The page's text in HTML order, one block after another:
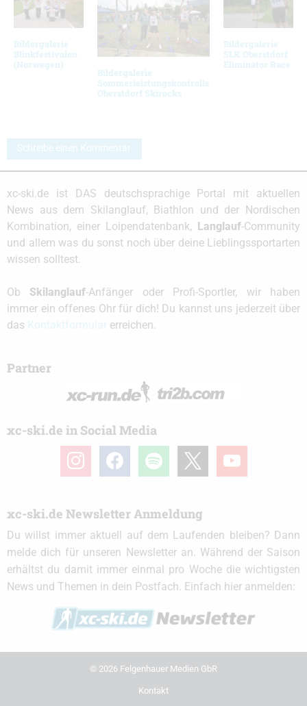
Bildergalerie
Blinkfestivalen
(Norwegen)
Bildergalerie
Sommerleistungskontrolle
Oberstdorf Skirocks
Bildergalerie
SLK Oberstdorf
Eliminator Race
Schreibe einen Kommentar
xc-ski.de ist DAS deutschsprachige Portal mit aktuellen
News aus dem Skilanglauf, Biathlon und der Nordischen
Kombination, einer Loipendatenbank, Langlauf-Community
und allem was du sonst noch über deine Lieblingssportarten
wissen solltest.
Ob Skilanglauf-Anfänger oder Profi-Sportler, wir haben
immer ein offenes Ohr für dich! Du kannst uns jederzeit über
das
erreichen.
Partner
xc-ski.de in Social Media
instagramfacebook spotify youtube
xc-ski.de Newsletter Anmeldung
Du willst immer aktuell auf dem Laufenden bleiben? Dann
melde dich für unseren Newsletter an. Während der Saison
erhältst du damit immer einmal pro Woche die wichtigsten
News und Themen in dein Postfach. Einfach hier anmelden:
© 2026 Felgenhauer Medien GbR
Kontakt